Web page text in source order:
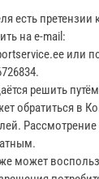
есть претензии
на e‑mail:
или
решить
обратиться в
может